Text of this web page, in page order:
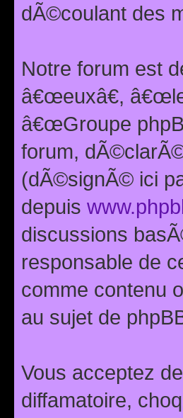
dÃ©coulant des
Notre forum est
â€œeuxâ€,
â€œGroupe
forum,
(dÃ©signÃ© ici
depuis
discussions
responsable de
comme contenu
au sujet de
Vous acceptez
diffamatoire,